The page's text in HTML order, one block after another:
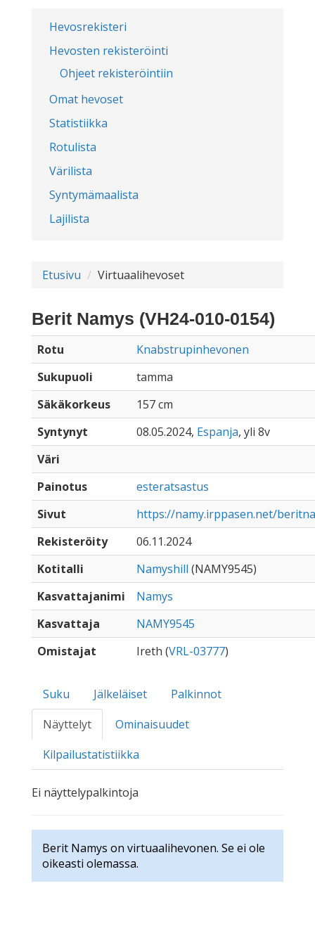
Hevosrekisteri
Hevosten rekisteröinti
Ohjeet rekisteröintiin
Omat hevoset
Statistiikka
Rotulista
Värilista
Syntymämaalista
Lajilista
Etusivu Virtuaalihevoset
Berit Namys (VH24-010-0154)
Rotu
Knabstrupinhevonen
Sukupuoli
tamma
Säkäkorkeus
157 cm
Syntynyt
08.05.2024, Espanja, yli 8v
Väri
Painotus
esteratsastus
Sivut
https://namy.irppasen.net/
Rekisteröity
06.11.2024
Kotitalli
Namyshill (NAMY9545)
Kasvattajanimi
Namys
Kasvattaja
NAMY9545
Omistajat
Ireth (VRL-03777)
Suku Jälkeläiset
Palkinnot
Näyttelyt
Ominaisuudet
Kilpailustatistiikka
Ei näyttelypalkintoja
Berit Namys on virtuaalihevonen. Se ei ole
oikeasti olemassa.